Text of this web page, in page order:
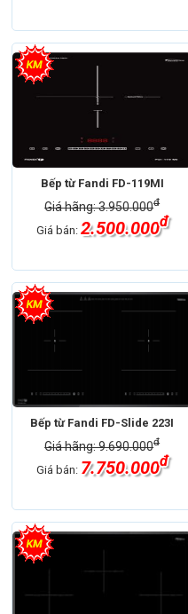
Bếp từ Fandi FD-119MI
Giá hãng: 3.950.000đ
Giá bán: 2.500.000đ
Bếp từ Fandi FD-Slide 223I
Giá hãng: 9.690.000đ
Giá bán: 7.750.000đ